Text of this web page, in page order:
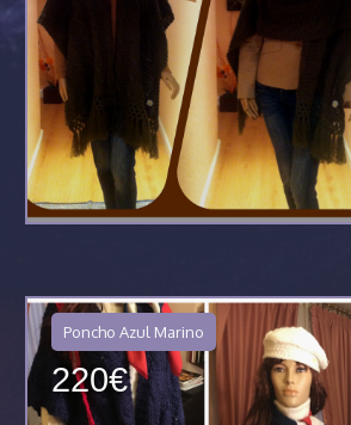
Poncho Azul Marino
220€